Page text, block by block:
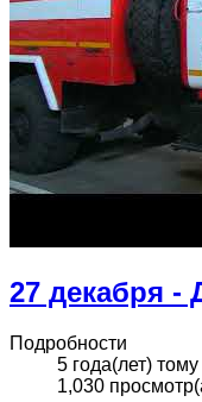
27 декабря -
Подробности
5 года(лет)
1,030